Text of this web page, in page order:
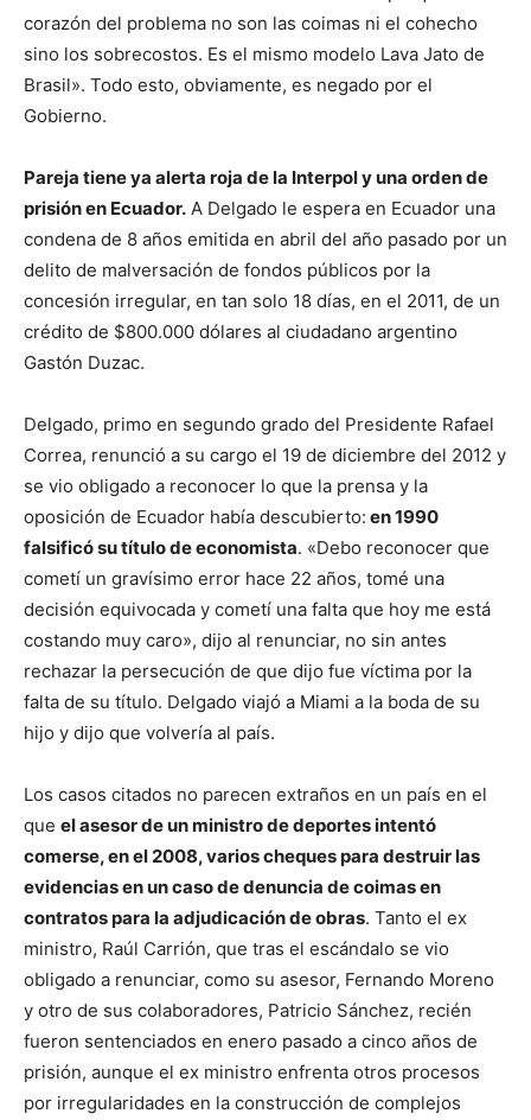
corazón del problema no son las coimas ni el cohecho
sino los sobrecostos. Es el mismo modelo Lava Jato de
Brasil». Todo esto, obviamente, es negado por el
Gobierno.
Pareja tiene ya alerta roja de la Interpol y una orden de
prisión en Ecuador. A Delgado le espera en Ecuador una
condena de 8 años emitida en abril del año pasado por un
delito de malversación de fondos públicos por la
concesión irregular, en tan solo 18 días, en el 2011, de un
crédito de $800.000 dólares al ciudadano argentino
Gastón Duzac.
Delgado, primo en segundo grado del Presidente Rafael
Correa, renunció a su cargo el 19 de diciembre del 2012 y
se vio obligado a reconocer lo que la prensa y la
oposición de Ecuador había descubierto: en 1990
falsificó su título de economista. «Debo reconocer que
cometí un gravísimo error hace 22 años, tomé una
decisión equivocada y cometí una falta que hoy me está
costando muy caro», dijo al renunciar, no sin antes
rechazar la persecución de que dijo fue víctima por la
falta de su título. Delgado viajó a Miami a la boda de su
hijo y dijo que volvería al país.
Los casos citados no parecen extraños en un país en el
que el asesor de un ministro de deportes intentó
comerse, en el 2008, varios cheques para destruir las
evidencias en un caso de denuncia de coimas en
contratos para la adjudicación de obras. Tanto el ex
ministro, Raúl Carrión, que tras el escándalo se vio
obligado a renunciar, como su asesor, Fernando Moreno
y otro de sus colaboradores, Patricio Sánchez, recién
fueron sentenciados en enero pasado a cinco años de
prisión, aunque el ex ministro enfrenta otros procesos
por irregularidades en la construcción de complejos